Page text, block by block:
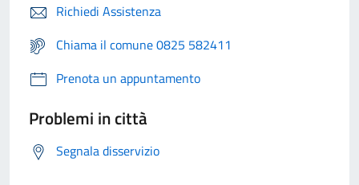
Richiedi Assistenza
Chiama il comune 0825 582411
Prenota un appuntamento
Problemi in città
Segnala disservizio